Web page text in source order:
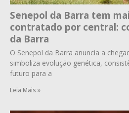
Senepol da Barra tem
contratado por central:
da Barra
O Senepol da Barra anuncia a
simboliza evolução genética,
futuro para a
Leia Mais »